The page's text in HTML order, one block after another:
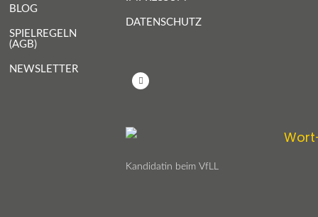
BLOG
SPIELREGELN
(AGB)
NEWSLETTER
DATENSCHUTZ
L
i
n
Kandidatin beim VfLL